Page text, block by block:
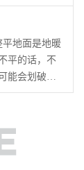
如下：地暖
暖属于安装
，安装完成
装，需要在
后可以看到
平地面是地暖
平的话，不
能会划破地
集水器水平
水器中心距
。安装主管
距离安装固